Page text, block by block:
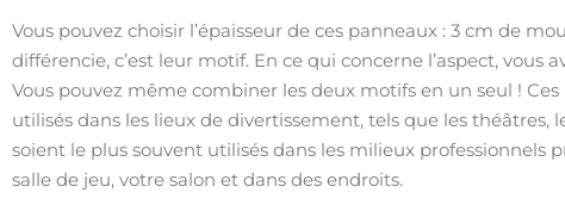
Vous pouvez choisir l’épaisseur de ces panneaux : 3 cm de
différencie, c’est leur motif. En ce qui concerne l’aspect,
Vous pouvez même combiner les deux motifs en un seul !
utilisés dans les lieux de divertissement, tels que les théâtres,
soient le plus souvent utilisés dans les milieux professionnels
salle de jeu, votre salon et dans des endroits.